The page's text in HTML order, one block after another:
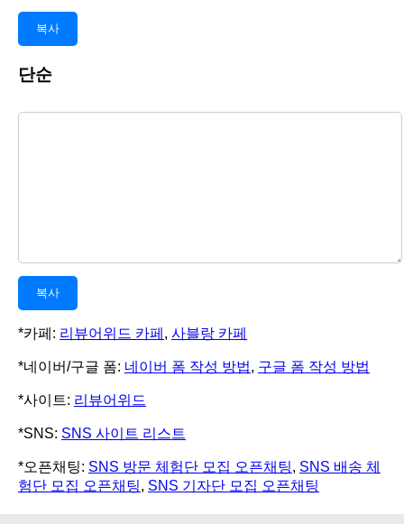
복사
단순
복사
*카페: 리뷰어위드 카페 , 사블랑 카페
*네이버/구글 폼: 네이버 폼 작성 방법, 구글 폼 작성 방법
*사이트: 리뷰어위드
*SNS: SNS 사이트 리스트
*오픈채팅: SNS 방문 체험단 모집 오픈채팅, SNS 배송 체
험단 모집 오픈채팅, SNS 기자단 모집 오픈채팅